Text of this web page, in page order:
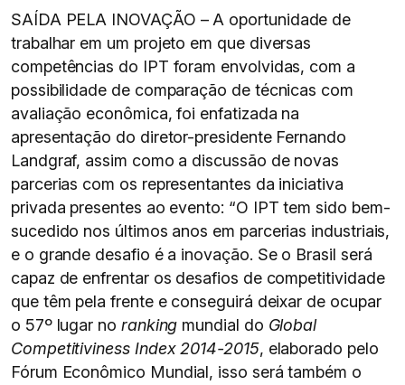
SAÍDA PELA INOVAÇÃO – A oportunidade de
trabalhar em um projeto em que diversas
competências do IPT foram envolvidas, com a
possibilidade de comparação de técnicas com
avaliação econômica, foi enfatizada na
apresentação do diretor-presidente Fernando
Landgraf, assim como a discussão de novas
parcerias com os representantes da iniciativa
privada presentes ao evento: “O IPT tem sido bem-
sucedido nos últimos anos em parcerias industriais,
e o grande desafio é a inovação. Se o Brasil será
capaz de enfrentar os desafios de competitividade
que têm pela frente e conseguirá deixar de ocupar
o 57º lugar no ranking mundial do Global
Competitiviness Index 2014-2015, elaborado pelo
Fórum Econômico Mundial, isso será também o